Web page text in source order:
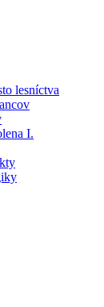
lesníctva
I.